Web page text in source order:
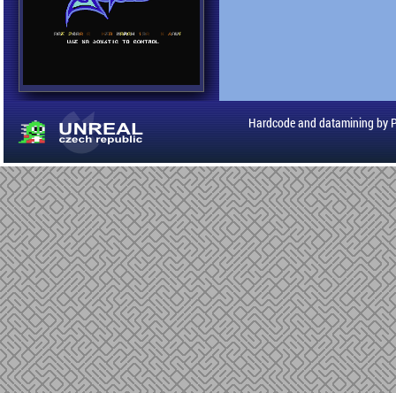
Hardcode and datamining by